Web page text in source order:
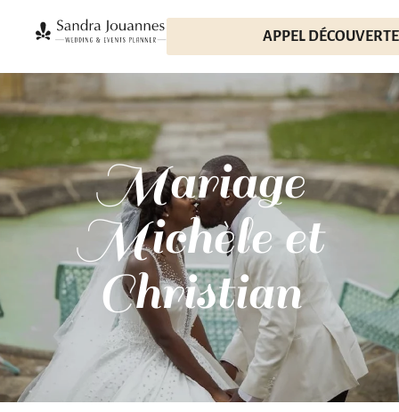
APPEL DÉCOUVERTE
Mariage
Michèle et
Christian